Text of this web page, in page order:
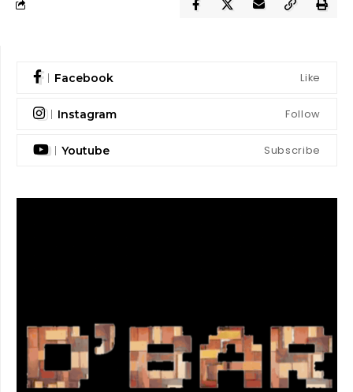
Facebook Like
Instagram Follow
Youtube Subscribe